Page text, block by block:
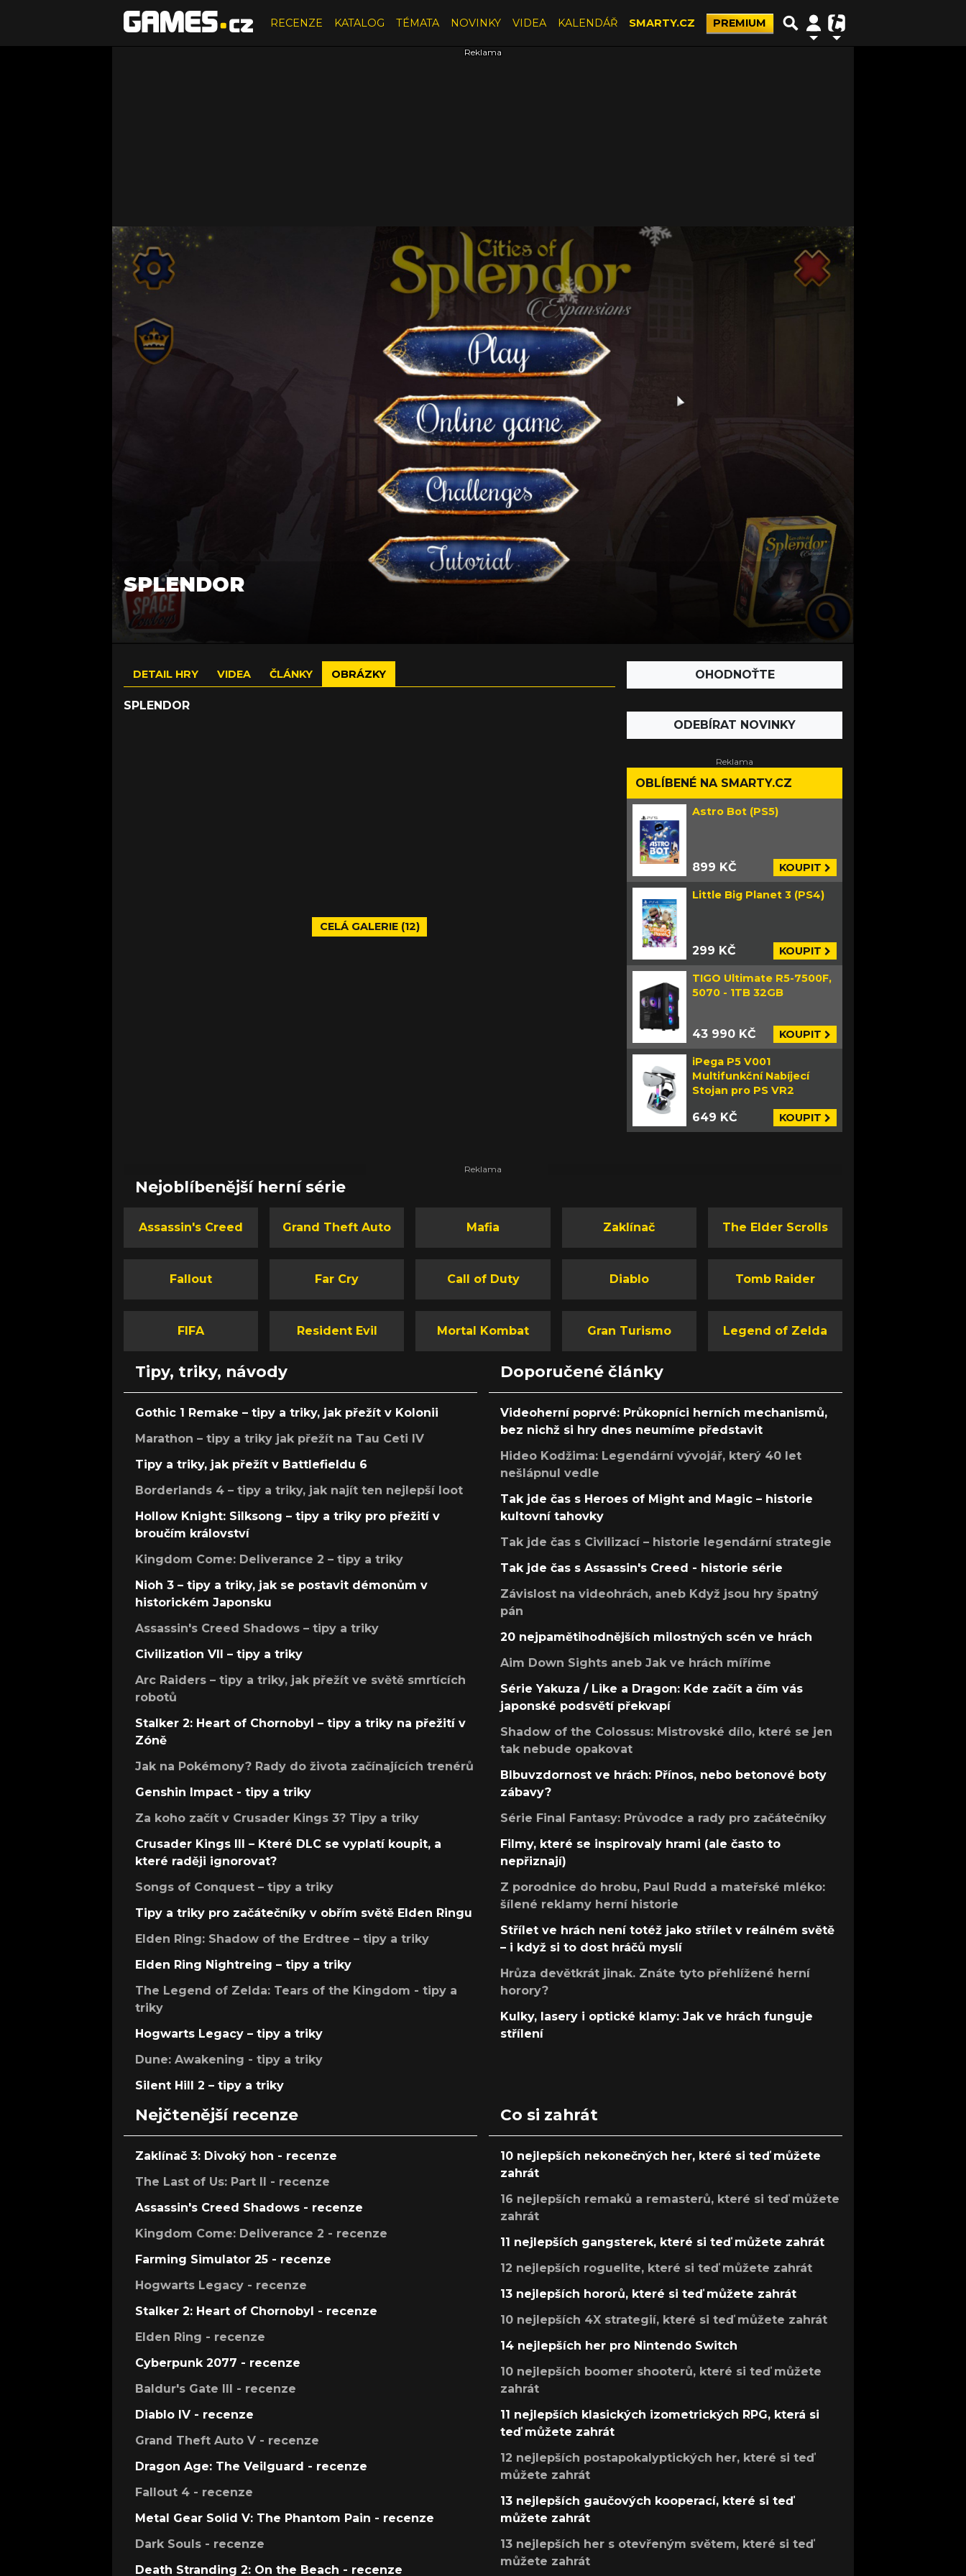
RECENZE KATALOG TÉMATA NOVINKY VIDEA KALENDÁŘ SMARTY.CZ PREMIUM
SPLENDOR
DETAIL HRY VIDEA ČLÁNKY OBRÁZKY
SPLENDOR
CELÁ GALERIE (12)
OHODNOŤTE
ODEBÍRAT NOVINKY
OBLÍBENÉ NA SMARTY.CZ
Astro Bot (PS5)
899 KČ KOUPIT
Little Big Planet 3 (PS4)
299 KČ KOUPIT
TIGO Ultimate R5-7500F,
5070 - 1TB 32GB
43 990 KČ KOUPIT
iPega P5 V001
Multifunkční Nabíjecí
Stojan pro PS VR2
649 KČ KOUPIT
Nejoblíbenější herní série
Assassin's Creed Grand Theft Auto Mafia Zaklínač The Elder Scrolls
Fallout Far Cry Call of Duty Diablo Tomb Raider
FIFA Resident Evil Mortal Kombat Gran Turismo Legend of Zelda
Tipy, triky, návody
Gothic 1 Remake – tipy a triky, jak přežít v Kolonii
Marathon – tipy a triky jak přežít na Tau Ceti IV
Tipy a triky, jak přežít v Battlefieldu 6
Borderlands 4 – tipy a triky, jak najít ten nejlepší loot
Hollow Knight: Silksong – tipy a triky pro přežití v
broučím království
Kingdom Come: Deliverance 2 – tipy a triky
Nioh 3 – tipy a triky, jak se postavit démonům v
historickém Japonsku
Assassin's Creed Shadows – tipy a triky
Civilization VII – tipy a triky
Arc Raiders – tipy a triky, jak přežít ve světě smrtících
robotů
Stalker 2: Heart of Chornobyl – tipy a triky na přežití v
Zóně
Jak na Pokémony? Rady do života začínajících trenérů
Genshin Impact - tipy a triky
Za koho začít v Crusader Kings 3? Tipy a triky
Crusader Kings III – Které DLC se vyplatí koupit, a
které raději ignorovat?
Songs of Conquest – tipy a triky
Tipy a triky pro začátečníky v obřím světě Elden Ringu
Elden Ring: Shadow of the Erdtree – tipy a triky
Elden Ring Nightreing – tipy a triky
The Legend of Zelda: Tears of the Kingdom - tipy a
triky
Hogwarts Legacy – tipy a triky
Dune: Awakening - tipy a triky
Silent Hill 2 – tipy a triky
Doporučené články
Videoherní poprvé: Průkopníci herních mechanismů,
bez nichž si hry dnes neumíme představit
Hideo Kodžima: Legendární vývojář, který 40 let
nešlápnul vedle
Tak jde čas s Heroes of Might and Magic – historie
kultovní tahovky
Tak jde čas s Civilizací – historie legendární strategie
Tak jde čas s Assassin's Creed - historie série
Závislost na videohrách, aneb Když jsou hry špatný
pán
20 nejpamětihodnějších milostných scén ve hrách
Aim Down Sights aneb Jak ve hrách míříme
Série Yakuza / Like a Dragon: Kde začít a čím vás
japonské podsvětí překvapí
Shadow of the Colossus: Mistrovské dílo, které se jen
tak nebude opakovat
Blbuvzdornost ve hrách: Přínos, nebo betonové boty
zábavy?
Série Final Fantasy: Průvodce a rady pro začátečníky
Filmy, které se inspirovaly hrami (ale často to
nepřiznají)
Z porodnice do hrobu, Paul Rudd a mateřské mléko:
šílené reklamy herní historie
Střílet ve hrách není totéž jako střílet v reálném světě
– i když si to dost hráčů myslí
Hrůza devětkrát jinak. Znáte tyto přehlížené herní
horory?
Kulky, lasery i optické klamy: Jak ve hrách funguje
střílení
Nejčtenější recenze
Zaklínač 3: Divoký hon - recenze
The Last of Us: Part II - recenze
Assassin's Creed Shadows - recenze
Kingdom Come: Deliverance 2 - recenze
Farming Simulator 25 - recenze
Hogwarts Legacy - recenze
Stalker 2: Heart of Chornobyl - recenze
Elden Ring - recenze
Cyberpunk 2077 - recenze
Baldur's Gate III - recenze
Diablo IV - recenze
Grand Theft Auto V - recenze
Dragon Age: The Veilguard - recenze
Fallout 4 - recenze
Metal Gear Solid V: The Phantom Pain - recenze
Dark Souls - recenze
Death Stranding 2: On the Beach - recenze
Co si zahrát
10 nejlepších nekonečných her, které si teď můžete
zahrát
16 nejlepších remaků a remasterů, které si teď můžete
zahrát
11 nejlepších gangsterek, které si teď můžete zahrát
12 nejlepších roguelite, které si teď můžete zahrát
13 nejlepších hororů, které si teď můžete zahrát
10 nejlepších 4X strategií, které si teď můžete zahrát
14 nejlepších her pro Nintendo Switch
10 nejlepších boomer shooterů, které si teď můžete
zahrát
11 nejlepších klasických izometrických RPG, která si
teď můžete zahrát
12 nejlepších postapokalyptických her, které si teď
můžete zahrát
13 nejlepších gaučových kooperací, které si teď
můžete zahrát
13 nejlepších her s otevřeným světem, které si teď
můžete zahrát